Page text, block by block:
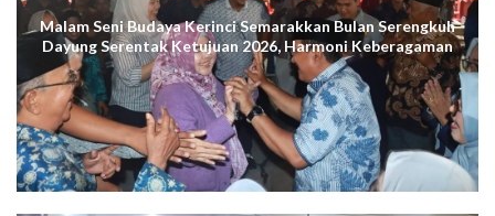
Malam Seni Budaya Kerinci Semarakkan Bulan Serengkuh
Dayung Serentak Ketujuan 2026, Harmoni Keberagaman
Terus Menggema di Kuala Tungkal